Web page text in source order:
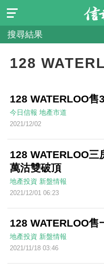
搜尋結果
128
128 WATERLOO售
今日信報 地產市道
2021/12/02
128 WATERLOO三
萬沽雙破頂
地產投資 新盤情報
2021/12/01 06:23
128 WATERLOO售
地產投資 新盤情報
2021/11/18 03:46